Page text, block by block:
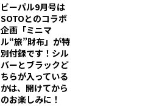
ビーパル9月号は
SOTOとのコラボ
企画「ミニマ
ル“旅”財布」が特
別付録です！シル
バーとブラックど
ちらが入っている
かは、開けてから
のお楽しみに！